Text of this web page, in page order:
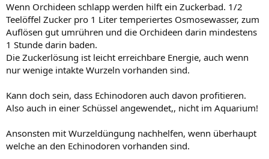
Wenn Orchideen schlapp werden hilft ein Zuckerbad. 1/2
Teelöffel Zucker pro 1 Liter temperiertes Osmosewasser, zum
Auflösen gut umrühren und die Orchideen darin mindestens
1 Stunde darin baden.
Die Zuckerlösung ist leicht erreichbare Energie, auch wenn
nur wenige intakte Wurzeln vorhanden sind.
Kann doch sein, dass Echinodoren auch davon profitieren.
Also auch in einer Schüssel angewendet,, nicht im Aquarium!
Ansonsten mit Wurzeldüngung nachhelfen, wenn überhaupt
welche an den Echinodoren vorhanden sind.